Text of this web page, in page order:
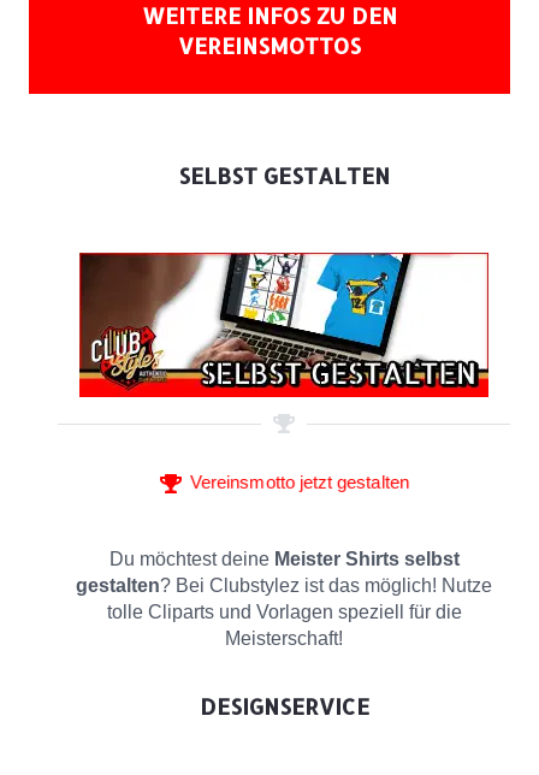
WEITERE INFOS ZU DEN
VEREINSMOTTOS
SELBST GESTALTEN
Vereinsmotto jetzt gestalten
Du möchtest deine Meister Shirts selbst
gestalten? Bei Clubstylez ist das möglich! Nutze
tolle Cliparts und Vorlagen speziell für die
Meisterschaft!
DESIGNSERVICE